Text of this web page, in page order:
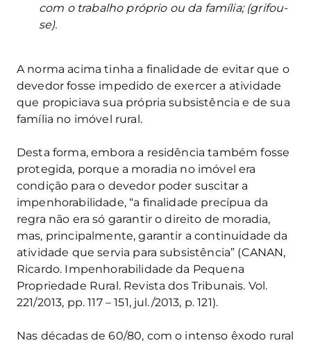
com o trabalho próprio ou da família; (grifou-
se).
A norma acima tinha a finalidade de evitar que o
devedor fosse impedido de exercer a atividade
que propiciava sua própria subsistência e de sua
família no imóvel rural.
Desta forma, embora a residência também fosse
protegida, porque a moradia no imóvel era
condição para o devedor poder suscitar a
impenhorabilidade, “a finalidade precípua da
regra não era só garantir o direito de moradia,
mas, principalmente, garantir a continuidade da
atividade que servia para subsistência” (CANAN,
Ricardo. Impenhorabilidade da Pequena
Propriedade Rural. Revista dos Tribunais. Vol.
221/2013, pp. 117 – 151, jul./2013, p. 121).
Nas décadas de 60/80, com o intenso êxodo rural